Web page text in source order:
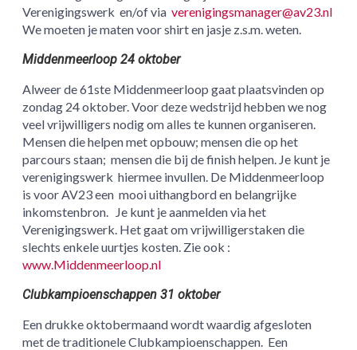
Verenigingswerk en/of viaverenigingsmanager@av23.nl
We moeten je maten voor shirt en jasje z.s.m. weten.
Middenmeerloop 24 oktober
Alweer de 61ste Middenmeerloop gaat plaatsvinden op
zondag 24 oktober. Voor deze wedstrijd hebben we nog
veel vrijwilligers nodig om alles te kunnen organiseren.
Mensen die helpen met opbouw; mensen die op het
parcours staan; mensen die bij de finish helpen. Je kunt je
verenigingswerk hiermee invullen. De Middenmeerloop
is voor AV23 een mooi uithangbord en belangrijke
inkomstenbron. Je kunt je aanmelden via het
Verenigingswerk. Het gaat om vrijwilligerstaken die
slechts enkele uurtjes kosten. Zie ook :
www.Middenmeerloop.nl
Clubkampioenschappen 31 oktober
Een drukke oktobermaand wordt waardig afgesloten
met de traditionele Clubkampioenschappen. Een